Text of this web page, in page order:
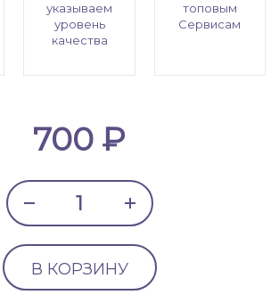
указываем
уровень
качества
топовым
Сервисам
700 ₽
В КОРЗИНУ